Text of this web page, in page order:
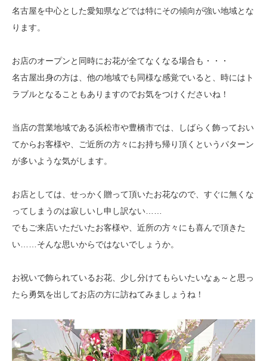
名古屋を中心とした愛知県などでは特にその傾向が強い地域とな
ります。
お店のオープンと同時にお花が全てなくなる場合も・・・
名古屋出身の方は、他の地域でも同様な感覚でいると、時にはト
ラブルとなることもありますのでお気をつけくださいね！
当店の営業地域である浜松市や豊橋市では、しばらく飾っておい
てからお客様や、ご近所の方々にお持ち帰り頂くというパターン
が多いような気がします。
お店としては、せっかく贈って頂いたお花なので、すぐに無くな
ってしまうのは寂しいし申し訳ない……
でもご来店いただいたお客様や、近所の方々にも喜んで頂きた
い……そんな思いからではないでしょうか。
お祝いで飾られているお花、少し分けてもらいたいなぁ～と思っ
たら勇気を出してお店の方に訪ねてみましょうね！